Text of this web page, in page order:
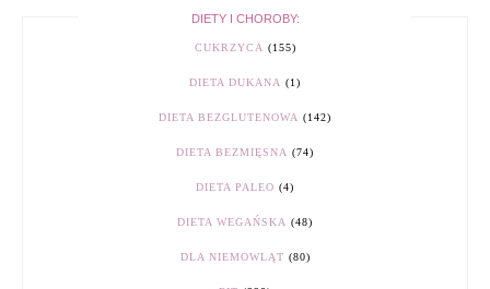
DIETY I CHOROBY:
CUKRZYCA (155)
DIETA DUKANA (1)
DIETA BEZGLUTENOWA (142)
DIETA BEZMIĘSNA (74)
DIETA PALEO (4)
DIETA WEGAŃSKA (48)
DLA NIEMOWLĄT (80)